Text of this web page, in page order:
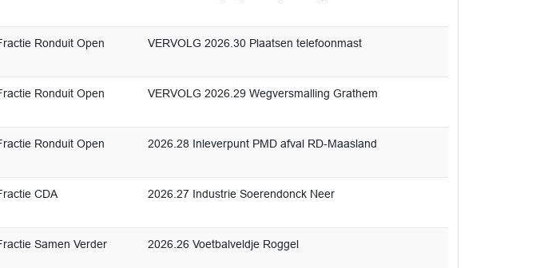
Ronduit Open VERVOLG 2026.30 Plaatsen telefoonmast
Ronduit Open VERVOLG 2026.29 Wegversmalling Grathem
Ronduit Open 2026.28 Inleverpunt PMD afval RD-Maasland
CDA 2026.27 Industrie Soerendonck Neer
Samen Verder 2026.26 Voetbalveldje Roggel